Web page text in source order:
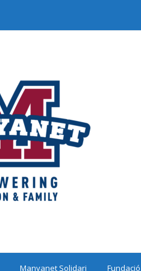
Manyanet Solidari Fundació